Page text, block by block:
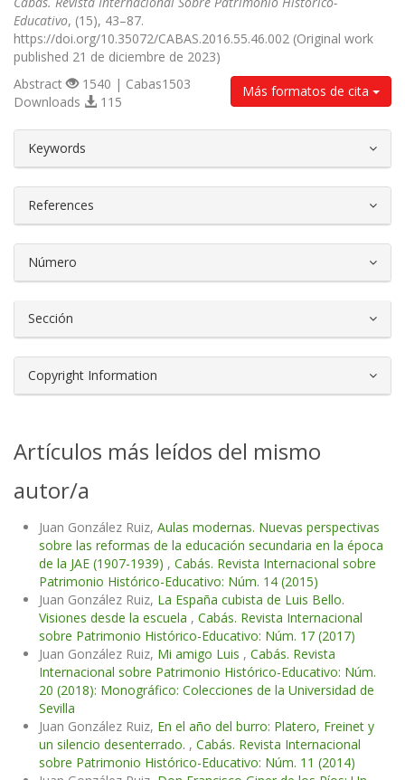
Educativo, (15), 43–87.
https://doi.org/10.35072/CABAS.2016.55.46.002 (Original work
published 21 de diciembre de 2023)
Más formatos de cita
Abstract
1540 | Cabas1503
Downloads
115
Keywords
References
Número
Sección
Copyright Information
Artículos más leídos del mismo
autor/a
Juan González Ruiz, Aulas modernas. Nuevas perspectivas
sobre las reformas de la educación secundaria en la época
de la JAE (1907-1939) , Cabás. Revista Internacional sobre
Patrimonio Histórico-Educativo: Núm. 14 (2015)
Juan González Ruiz, La España cubista de Luis Bello.
Visiones desde la escuela , Cabás. Revista Internacional
sobre Patrimonio Histórico-Educativo: Núm. 17 (2017)
Juan González Ruiz, Mi amigo Luis , Cabás. Revista
Internacional sobre Patrimonio Histórico-Educativo: Núm.
20 (2018): Monográfico: Colecciones de la Universidad de
Sevilla
Juan González Ruiz, En el año del burro: Platero, Freinet y
un silencio desenterrado. , Cabás. Revista Internacional
sobre Patrimonio Histórico-Educativo: Núm. 11 (2014)